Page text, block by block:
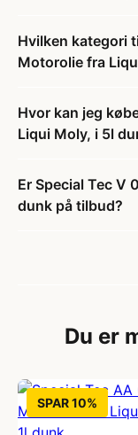
Hvilken kategori
Motorolie fra
Hvor kan jeg
Liqui Moly, i 5l
Er Special Tec V
dunk på tilbud?
Du er
SPAR 10%